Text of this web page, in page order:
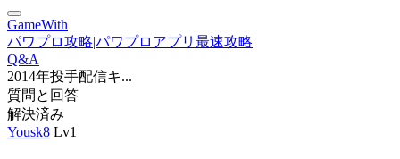
GameWith
パワプロ攻略|パワプロアプリ最速攻略
Q&A
2014年投手配信キ...
質問と回答
解決済み
Yousk8 Lv1